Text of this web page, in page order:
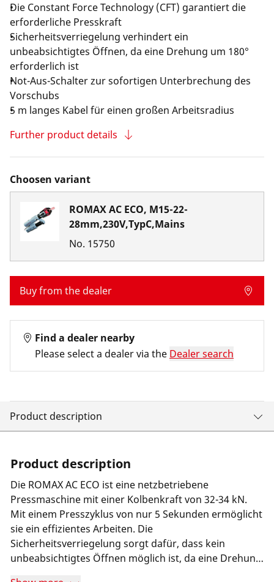
Die Constant Force Technology (CFT) garantiert die
erforderliche Presskraft
Sicherheitsverriegelung verhindert ein
unbeabsichtigtes Öffnen, da eine Drehung um 180°
erforderlich ist
Not-Aus-Schalter zur sofortigen Unterbrechung des
Vorschubs
5 m langes Kabel für einen großen Arbeitsradius
Further product details
Choosen variant
ROMAX AC ECO, M15-22-
28mm,230V,TypC,Mains
No. 15750
Buy from the dealer
Find a dealer nearby
Please select a dealer via the Dealer search
Product description
Product description
Die ROMAX AC ECO ist eine netzbetriebene
Pressmaschine mit einer Kolbenkraft von 32-34 kN.
Mit einem Presszyklus von nur 5 Sekunden ermöglicht
sie ein effizientes Arbeiten. Die
Sicherheitsverriegelung sorgt dafür, dass kein
unbeabsichtigtes Öffnen möglich ist, da eine Drehung